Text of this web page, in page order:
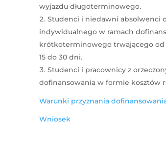
wyjazdu długoterminowego.
Studenci i niedawni absolwenci
indywidualnego w ramach
krótkoterminowego trwającego od
15 do 30 dni.
Studenci i pracownicy z
dofinansowania w formie kosztów
Warunki przyznania
Wniosek